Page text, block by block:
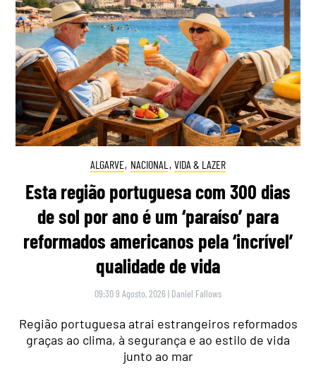
ALGARVE, NACIONAL , VIDA & LAZER
Esta região portuguesa com 300 dias
de sol por ano é um ‘paraíso’ para
reformados americanos pela ‘incrível’
qualidade de vida
09:30 9 Agosto, 2026 | Daniel Fallows
Região portuguesa atrai estrangeiros reformados
graças ao clima, à segurança e ao estilo de vida
junto ao mar